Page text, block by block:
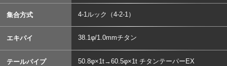
集合方式 4-1ルック（4-2-1）
エキパイ 38.1φ/1.0mmチタン
テールパイプ 50.8φ×1t→60.5φ×1t チタンテーパーEX